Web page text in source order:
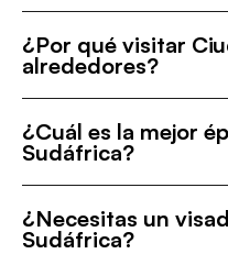
¿Por qué visitar
alrededores?
¿Cuál es la mejor
Sudáfrica?
¿Necesitas un
Sudáfrica?